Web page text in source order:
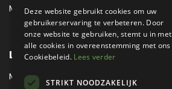
MAIL:MUSEUM@METROPOLE.NL
LOCATIE
MEUBELLAAN 1 / VIA ENZO FERRARI
Deze website gebruikt cookies om uw
gebruikerservaring te verbeteren. Door
onze website te gebruiken, stemt u in met
alle cookies in overeenstemming met ons
Cookiebeleid. Lees verder
STRIKT NOODZAKELIJK